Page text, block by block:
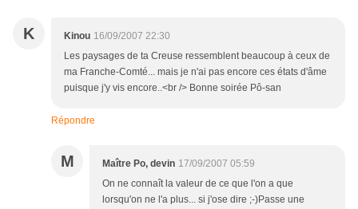
K Kinou 16/09/2007 22:30
Les paysages de ta Creuse ressemblent beaucoup à ceux de
ma Franche-Comté... mais je n'ai pas encore ces états d'âme
puisque j'y vis encore..<br /> Bonne soirée Pô-san
Répondre
M Maître Po, devin 17/09/2007 05:59
On ne connaît la valeur de ce que l'on a que
lorsqu'on ne l'a plus... si j'ose dire ;-)Passe une